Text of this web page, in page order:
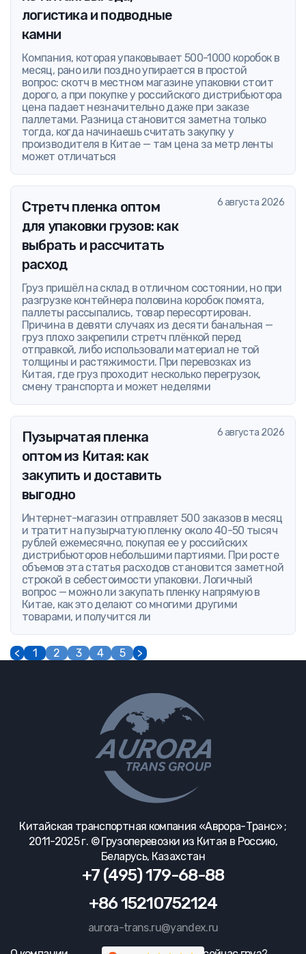
логистика и подводные
камни
Компания, которая упаковывает 500-1000 коробок в
месяц, рано или поздно упирается в простой
вопрос: скотч в местном магазине упаковки стоит
дорого, а при покупке у российского дистрибьютора
цена падает незначительно даже при заказе
паллетами. Разница становится заметна только
тогда, когда начинаешь считать закупку у
производителя в Китае — там цена за метр ленты
может отличаться
Стретч пленка оптом
для упаковки грузов: как
выбрать и рассчитать
расход
6 августа 2026
Груз пришёл на склад в отличном состоянии, но при
разгрузке контейнера половина коробок помята,
паллеты рассыпались, товар пересортирован.
Причина в девяти случаях из десяти банальная —
груз плохо закрепили стретч плёнкой перед
отправкой, либо использовали материал не той
толщины и растяжимости. При перевозках из
Китая, где груз проходит несколько перегрузок,
смену транспорта и может неделями
Пузырчатая пленка
оптом из Китая: как
закупить и доставить
выгодно
6 августа 2026
Интернет-магазин отправляет 500 заказов в месяц
и тратит на пузырчатую пленку около 40-50 тысяч
рублей ежемесячно, покупая ее у российских
дистрибьюторов небольшими партиями. При росте
объемов эта статья расходов становится заметной
строкой в себестоимости упаковки. Логичный
вопрос — можно ли закупать пленку напрямую в
Китае, как это делают со многими другими
товарами, и получится ли
< 1 2 3 4 5 >
Китайская транспортная компания «Аврора-Транс» ;
2011-2025 г. © Грузоперевозки из Китая в Россию,
Беларусь, Казахстан
+7 (495) 179-68-88
+86 15210752124
aurora-trans.ru@yandex.ru